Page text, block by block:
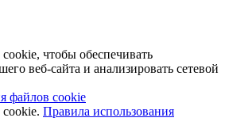
чтобы обеспечивать
веб-сайта и анализировать сетевой
файлов cookie
Правила использования